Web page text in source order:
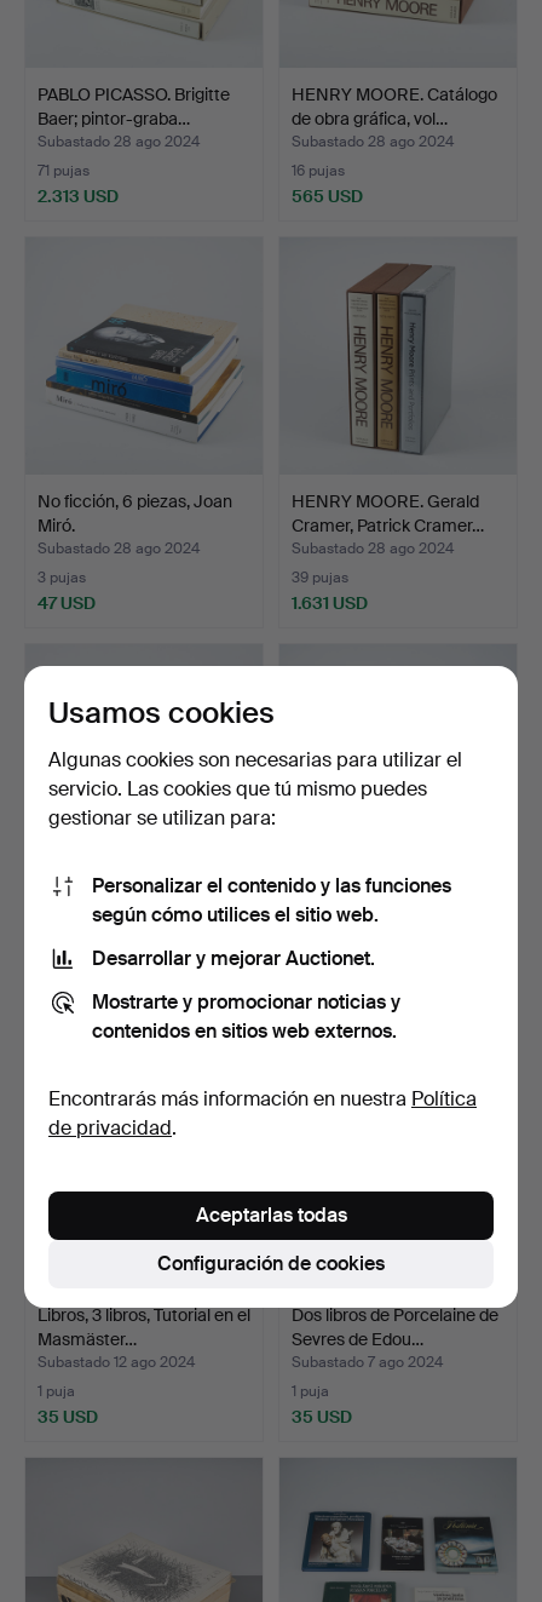
PABLO PICASSO. Brigitte
Baer; pintor-graba…
Subastado 28 ago 2024
71 pujas
2.313 USD
HENRY MOORE. Catálogo
de obra gráfica, vol…
Subastado 28 ago 2024
16 pujas
565 USD
No ficción, 6 piezas, Joan
Miró.
Subastado 28 ago 2024
3 pujas
47 USD
HENRY MOORE. Gerald
Cramer, Patrick Cramer…
Subastado 28 ago 2024
39 pujas
1.631 USD
Libros, 2 piezas, cubierta de
papel gris, …
Subastado 12 ago 2024
35 USD
Un conjunto de dos libros,
Subastado 12 ago 2024
35 USD
Libros, 3 libros, Tutorial en el
Masmäster…
Subastado 12 ago 2024
1 puja
35 USD
Dos libros de Porcelaine de
Sevres de Edou…
Subastado 7 ago 2024
1 puja
35 USD
Usamos cookies
Algunas cookies son necesarias para utilizar el
servicio. Las cookies que tú mismo puedes
gestionar se utilizan para:
Personalizar el contenido y las funciones
según cómo utilices el sitio web.
Desarrollar y mejorar Auctionet.
Mostrarte y promocionar noticias y
contenidos en sitios web externos.
Encontrarás más información en nuestra Política
de privacidad.
Configuración de cookies
Aceptarlas todas